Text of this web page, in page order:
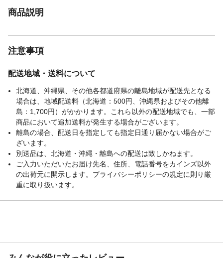
商品説明
注意事項
配送地域・送料について
北海道、沖縄県、その他各都道府県の離島地域が配送先となる
場合は、地域配送料（北海道：500円、沖縄県およびその他離
島：1,700円）がかかります。これら以外の配送地域でも、一部
商品において追加送料が発生する場合がございます。
離島の場合、配送日を指定しても指定日通り届かない場合がご
ざいます。
別送品は、北海道・沖縄・離島への配送は致しかねます。
ご入力いただいたお届け先名、住所、電話番号をカインズ以外
の出荷元に開示します。プライバシーポリシーの規定に則り厳
重に取り扱います。